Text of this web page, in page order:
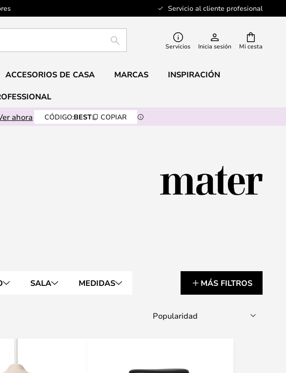
Servicio al cliente profesional
Mi cesta
BUSCAR Servicios Inicia sesión
ACCESORIOS DE CASA MARCAS INSPIRACIÓN
ahora CÓDIGO:BEST COPIAR
SALA MEDIDAS MÁS FILTROS